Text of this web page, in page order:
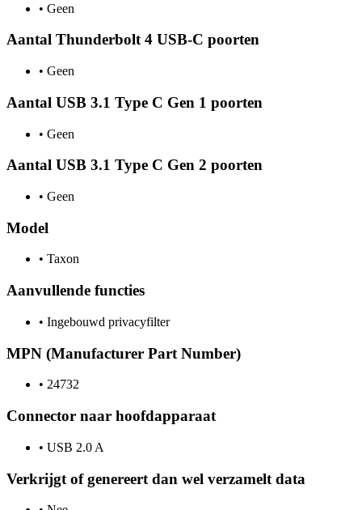
• Geen
Aantal Thunderbolt 4 USB-C poorten
• Geen
Aantal USB 3.1 Type C Gen 1 poorten
• Geen
Aantal USB 3.1 Type C Gen 2 poorten
• Geen
Model
• Taxon
Aanvullende functies
• Ingebouwd privacyfilter
MPN (Manufacturer Part Number)
• 24732
Connector naar hoofdapparaat
• USB 2.0 A
Verkrijgt of genereert dan wel verzamelt data